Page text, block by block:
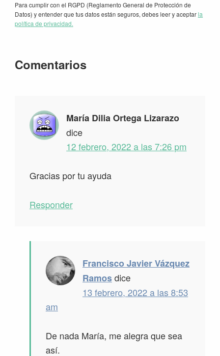
Para cumplir con el RGPD (Reglamento General de Protección de
Datos) y entender que tus datos están seguros, debes leer y aceptarla
política de privacidad.
Interacciones
lectores
Comentarios
María Dilia Ortega Lizarazo
dice
12 febrero, 2022 a las 7:26 pm
Gracias por tu ayuda
Responder
Francisco Javier Vázquez
Ramosdice
13 febrero, 2022 a las 8:53
am
De nada María, me alegra que sea
así.